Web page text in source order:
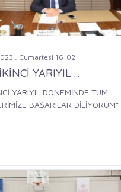
, Cumartesi 16:02
YARIYIL ...
YARIYIL DÖNEMİNDE TÜM
BAŞARILAR DİLİYORUM”